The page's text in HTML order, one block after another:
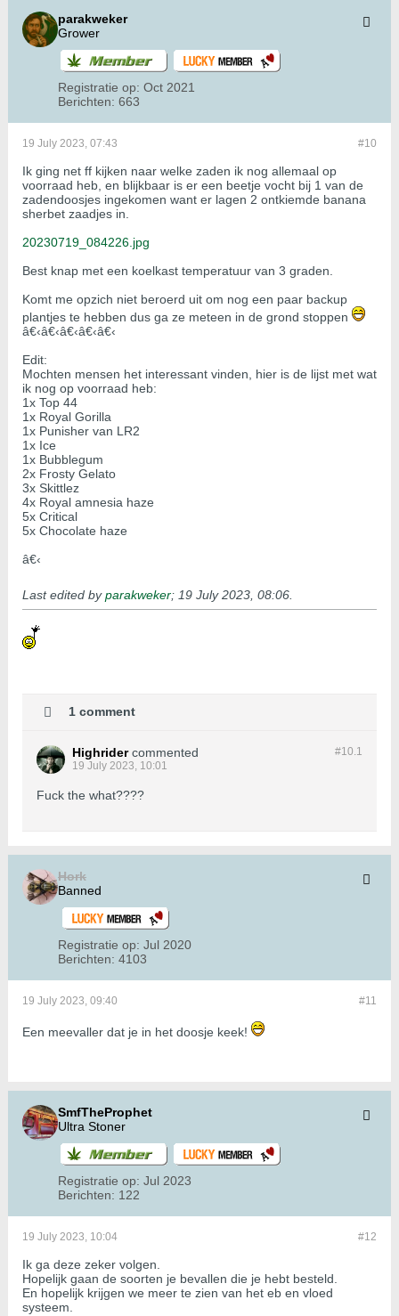
parakweker
Grower
Registratie op: Oct 2021
Berichten: 663
#10
19 July 2023, 07:43
Ik ging net ff kijken naar welke zaden ik nog allemaal op
voorraad heb, en blijkbaar is er een beetje vocht bij 1 van de
zadendoosjes ingekomen want er lagen 2 ontkiemde banana
sherbet zaadjes in.
20230719_084226.jpg
Best knap met een koelkast temperatuur van 3 graden.
Komt me opzich niet beroerd uit om nog een paar backup
plantjes te hebben dus ga ze meteen in de grond stoppen
â€‹â€‹â€‹â€‹â€‹
Edit:
Mochten mensen het interessant vinden, hier is de lijst met wat
ik nog op voorraad heb:
1x Top 44
1x Royal Gorilla
1x Punisher van LR2
1x Ice
1x Bubblegum
2x Frosty Gelato
3x Skittlez
4x Royal amnesia haze
5x Critical
5x Chocolate haze
â€‹
Last edited byparakweker; 19 July 2023, 08:06
1 comment
#10.1
Highrider commented
19 July 2023, 10:01
Fuck the what????
Hork
Banned
Registratie op: Jul 2020
Berichten: 4103
#11
19 July 2023, 09:40
Een meevaller dat je in het doosje keek!
SmfTheProphet
Ultra Stoner
Registratie op: Jul 2023
Berichten: 122
#12
19 July 2023, 10:04
Ik ga deze zeker volgen.
Hopelijk gaan de soorten je bevallen die je hebt besteld.
En hopelijk krijgen we meer te zien van het eb en vloed
systeem.